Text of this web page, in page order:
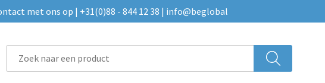
met ons op | +31(0)88 - 844 12 38 | info@beglobal